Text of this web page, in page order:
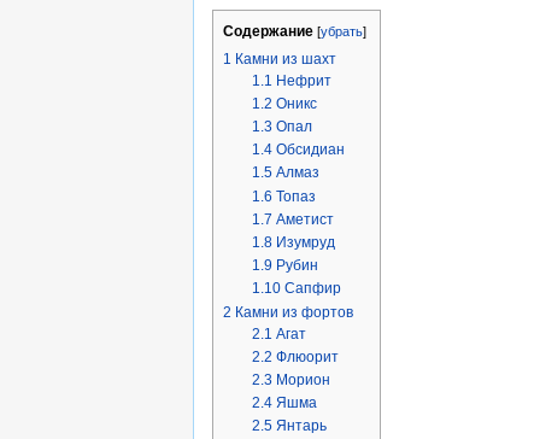
Содержание [убрать]
1 Камни из шахт
1.1 Нефрит
1.2 Оникс
1.3 Опал
1.4 Обсидиан
1.5 Алмаз
1.6 Топаз
1.7 Аметист
1.8 Изумруд
1.9 Рубин
1.10 Сапфир
2 Камни из фортов
2.1 Агат
2.2 Флюорит
2.3 Морион
2.4 Яшма
2.5 Янтарь